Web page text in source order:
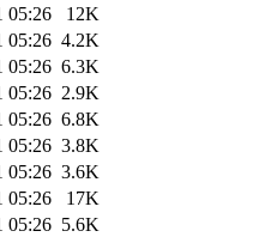
05:26
12K
05:26 4.2K
05:26 6.3K
05:26 2.9K
05:26 6.8K
05:26 3.8K
05:26 3.6K
05:26
17K
05:26 5.6K